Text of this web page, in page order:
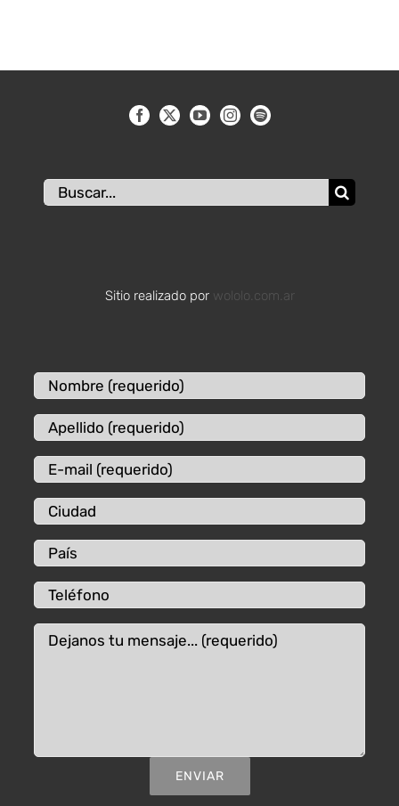
Buscar:
Sitio realizado por wololo.com.ar